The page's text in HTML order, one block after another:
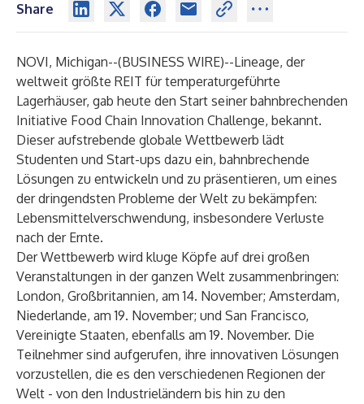
Share
NOVI, Michigan--(BUSINESS WIRE)--Lineage, der
weltweit größte REIT für temperaturgeführte
Lagerhäuser, gab heute den Start seiner bahnbrechenden
Initiative Food Chain Innovation Challenge, bekannt.
Dieser aufstrebende globale Wettbewerb lädt
Studenten und Start-ups dazu ein, bahnbrechende
Lösungen zu entwickeln und zu präsentieren, um eines
der dringendsten Probleme der Welt zu bekämpfen:
Lebensmittelverschwendung, insbesondere Verluste
nach der Ernte.
Der Wettbewerb wird kluge Köpfe auf drei großen
Veranstaltungen in der ganzen Welt zusammenbringen:
London, Großbritannien, am 14. November; Amsterdam,
Niederlande, am 19. November; und San Francisco,
Vereinigte Staaten, ebenfalls am 19. November. Die
Teilnehmer sind aufgerufen, ihre innovativen Lösungen
vorzustellen, die es den verschiedenen Regionen der
Welt - von den Industrieländern bis hin zu den